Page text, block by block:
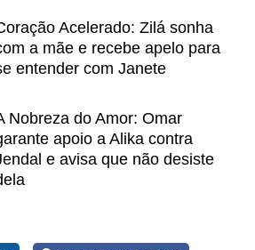
Acelerado: Zilá sonha
a mãe e recebe apelo para
entender com Janete
Nobreza do Amor: Omar
apoio a Alika contra
e avisa que não desiste